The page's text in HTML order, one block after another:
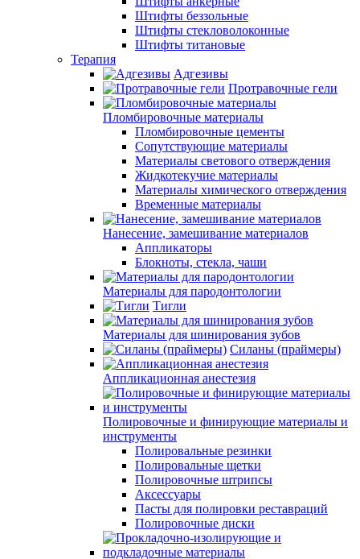
Штифты беззольные
Штифты стекловолоконные
Штифты титановые
Терапия
Адгезивы
Протравочные гели
Пломбировочные материалы
Пломбировочные цементы
Сопутствующие материалы
Материалы светового отверждения
Жидкотекучие материалы
Материалы химического отверждения
Временные материалы
Нанесение, замешивание материалов
Аппликаторы
Блокноты, стекла, чаши
Материалы для пародонтологии
Тигли
Материалы для шинирования зубов
Силаны (праймеры)
Аппликационная анестезия
Полировочные и финирующие материалы и
инструменты
Полировальные резинки
Полировальные щетки
Полировочные штрипсы
Аксессуары
Пасты для полировки реставраций
Полировочные диски